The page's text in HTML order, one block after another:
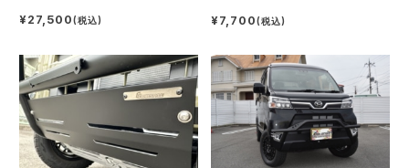
¥27,500(税込) ¥7,700(税込)